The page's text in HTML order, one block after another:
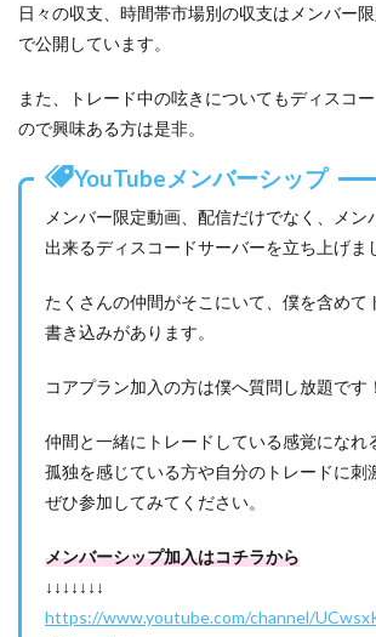
日々の収支、時間帯市場別の収支はメンバー
で公開しています。
また、トレード中の呟きについてもディスコ
ので興味ある方は是非。
YouTubeメンバーシップ
メンバー限定動画、配信だけでなく、メン
出来るディスコードサーバーを立ち上げま
たくさんの仲間がそこにいて、僕を含めて
書き込みがあります。
コアプラン加入の方は僕へ質問し放題です！
仲間と一緒にトレードしている感覚になれ
孤独を感じている方や自分のトレードに刺
ぜひ参加してみてください。
メンバーシップ加入はコチラから
↓↓↓↓↓↓↓
https://www.youtube.com/channel/